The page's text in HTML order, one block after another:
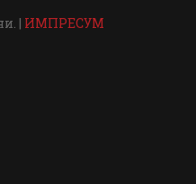
| ИМПРЕСУМ